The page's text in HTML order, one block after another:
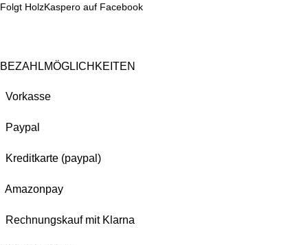
Folgt HolzKaspero auf Facebook
BEZAHLMÖGLICHKEITEN
Vorkasse
Paypal
Kreditkarte (paypal)
Amazonpay
Rechnungskauf mit Klarna